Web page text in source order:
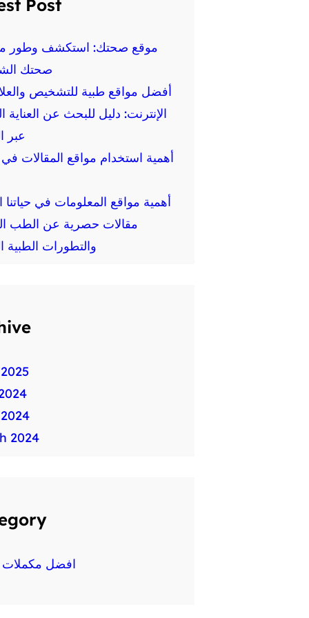
Post
موقع صحتك: استكشف وطور
صحتك
أفضل مواقع طبية للتشخيص
الإنترنت: دليل للبحث عن العناية
عبر
أهمية استخدام مواقع المقالات في
أهمية مواقع المعلومات في حياتنا
مقالات حصرية عن الطب
والتطورات الطبية
2024
افضل مكملات